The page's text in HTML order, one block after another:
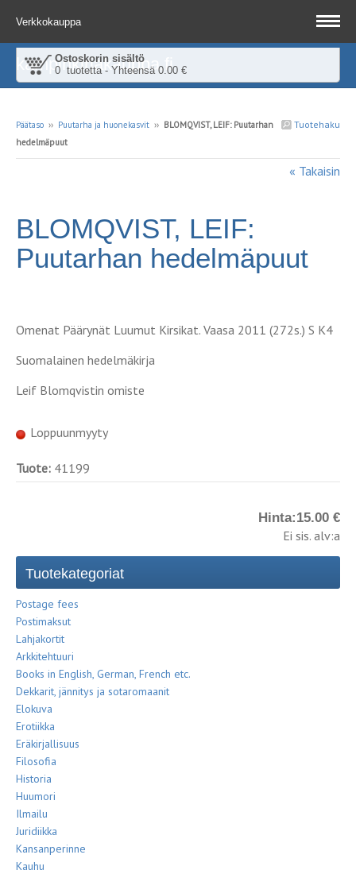
Verkkokauppa
Ostoskorin sisältö
0 tuotetta - Yhteensä 0.00 €
kampinkirjakauppa.fi
Tuotehaku
Päätaso ›› Puutarha ja huonekasvit ›› BLOMQVIST, LEIF: Puutarhan
hedelmäpuut
« Takaisin
BLOMQVIST, LEIF:
Puutarhan hedelmäpuut
Omenat Päärynät Luumut Kirsikat. Vaasa 2011 (272s.) S K4
Suomalainen hedelmäkirja
Leif Blomqvistin omiste
Loppuunmyyty
Tuote: 41199
Hinta:15.00 €
Ei sis. alv:a
Tuotekategoriat
Postage fees
Postimaksut
Lahjakortit
Arkkitehtuuri
Books in English, German, French etc.
Dekkarit, jännitys ja sotaromaanit
Elokuva
Erotiikka
Eräkirjallisuus
Filosofia
Historia
Huumori
Ilmailu
Juridiikka
Kansanperinne
Kauhu